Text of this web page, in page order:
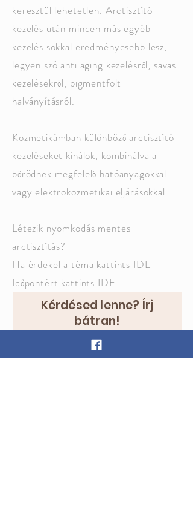
keresztül lehetetlen. Arctisztító
kezelés után minden más egyéb
kezelés sokkal eredményesebb lesz,
legyen szó anti aging kezelésről, savas
kezelésekről, pigmentfolt
halványításról.
Kozmetikámban különböző arctisztító
kezeléseket kínálok, kombinálva a
bőrödnek megfelelő hatóanyagokkal
vagy elektrokozmetikai eljárásokkal.
Létezik nyomkodás mentes
arctisztítás?
Ha érdekel a téma kattints IDE
Időpontért kattints IDE
Kérdésed lenne? Írj
bátran!